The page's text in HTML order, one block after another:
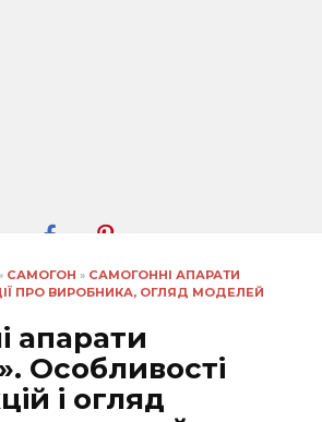
САМОГОН » САМОГОННІ АПАРАТИ
ПРО ВИРОБНИКА, ОГЛЯД МОДЕЛЕЙ
апарати
Особливості
і огляд